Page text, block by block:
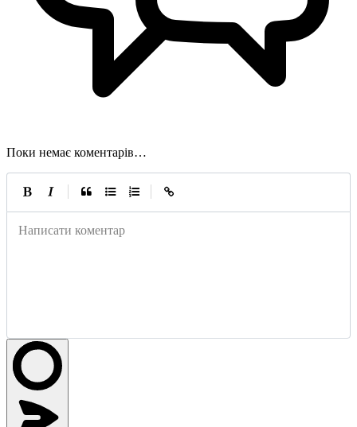
Поки немає коментарів…
Написати коментар